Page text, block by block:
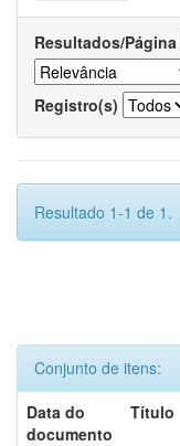
Resultados/Página
Registro(s)
Resultado 1-1 de 1.
Conjunto de itens:
Data do
documento
Título